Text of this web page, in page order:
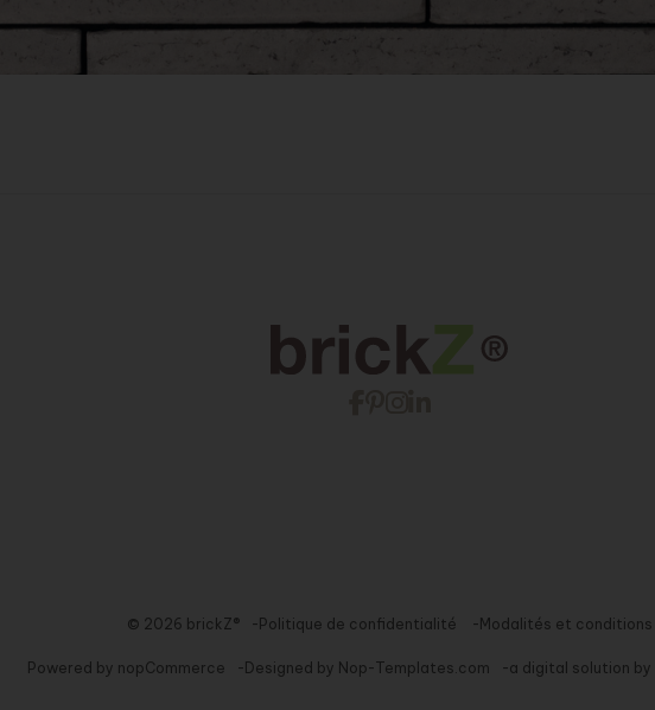
© 2026 brickZ® Politique de confidentialité Modalités et conditions
Powered by nopCommerce Designed by Nop-Templates.com a digital solution by